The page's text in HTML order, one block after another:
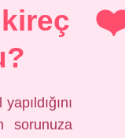
sorunuza